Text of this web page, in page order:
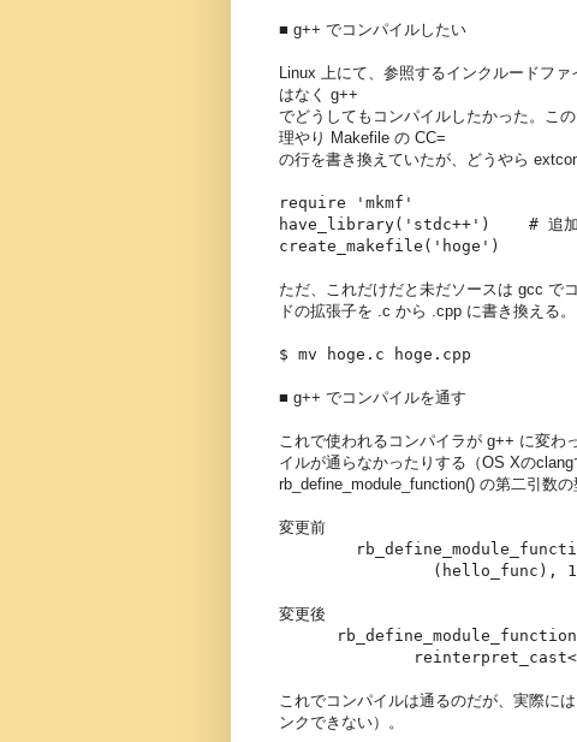
■ g++ でコンパイルしたい
Linux 上にて、参照するインクルードフ
はなく g++
でどうしてもコンパイルしたかった。こ
理やり Makefile の CC=
の行を書き換えていたが、どうやら
require 'mkmf'
have_library('stdc++') # 追加
create_makefile('hoge')
ただ、これだけだと未だソースは gcc で
ドの拡張子を .c から .cpp に書き換える。
$ mv hoge.c hoge.cpp
■ g++ でコンパイルを通す
これで使われるコンパイラが g++ に変わ
イルが通らなかったりする（OS Xのclang
rb_define_module_function() の第二引数
変更前
(hello_func),
変更後
これでコンパイルは通るのだが、実際に
ンクできない）。